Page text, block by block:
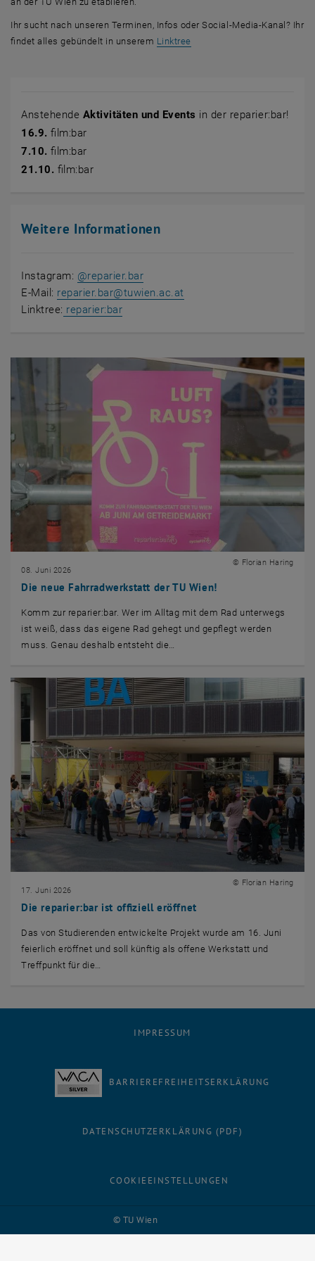
Ihr sucht nach unseren Terminen, Infos oder Social-Media-Kanal? Ihr
findet alles gebündelt in unserem Linktree, öffnet eine externe URL in
Anstehende Aktivitäten und Events in der reparier:bar!
16.9. film:bar
7.10. film:bar
21.10. film:bar
Weitere Informationen
Instagram: @reparier.bar, öffnet eine externe URL in einem
E-Mail: reparier.bar@tuwien.ac.at
Linktree: reparier:bar, öffnet eine externe URL in einem
Die neue Fahrradwerkstatt der TU Wien!
08. Juni 2026
© Florian Haring
Komm zur reparier:bar. Wer im Alltag mit dem Rad unterwegs
ist weiß, dass das eigene Rad gehegt und gepflegt werden
muss. Genau deshalb entsteht die…
Die reparier:bar ist offiziell eröffnet
17. Juni 2026
© Florian Haring
Das von Studierenden entwickelte Projekt wurde am 16. Juni
feierlich eröffnet und soll künftig als offene Werkstatt und
Treffpunkt für die…
© TU Wien
IMPRESSUM
BARRIEREFREIHEITSERKLÄRUNG
DATENSCHUTZERKLÄRUNG (PDF)
COOKIEEINSTELLUNGEN